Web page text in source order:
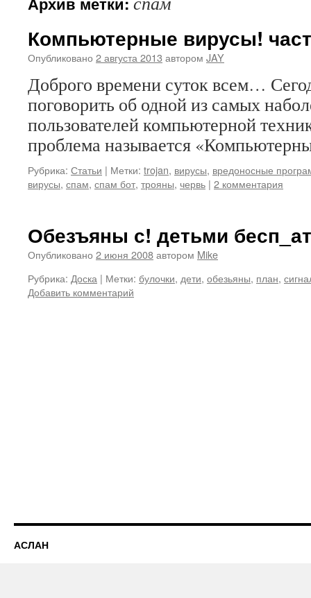
Компьютерные вирусы!
Опубликовано 2 августа 2013 автором JAY
Доброго времени суток всем…
поговорить об одной из самых
пользователей компьютерной
проблема называется
Рубрика: Статьи | Метки: trojan, вирусы, вредоносные
вирусы, спам, спам бот, трояны, червь | 2 комментария
Обезъяны с! детьми
Опубликовано 2 июня 2008автором Mike
Рубрика: Доска | Метки: булочки, дети, обезьяны, план,
Добавить комментарий
АСЛАН